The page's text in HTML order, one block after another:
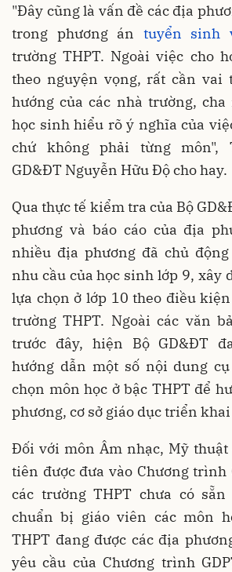
"Đây cũng là vấn đề các địa
trong phương án tuyển sinh
trường THPT. Ngoài việc cho
theo nguyện vọng, rất cần
hướng của các nhà trường,
học sinh hiểu rõ ý nghĩa của
chứ không phải từng môn",
GD&ĐT Nguyễn Hữu Độ cho hay.
Qua thực tế kiểm tra của Bộ
phương và báo cáo của địa
nhiều địa phương đã chủ
nhu cầu của học sinh lớp 9, xây
lựa chọn ở lớp 10 theo điều
trường THPT. Ngoài các văn
trước đây, hiện Bộ GD&ĐT
hướng dẫn một số nội dung
chọn môn học ở bậc THPT để
phương, cơ sở giáo dục triển
Đối với môn Âm nhạc, Mỹ thuật
tiên được đưa vào Chương trình
các trường THPT chưa có
chuẩn bị giáo viên các môn
THPT đang được các địa
yêu cầu của Chương trình